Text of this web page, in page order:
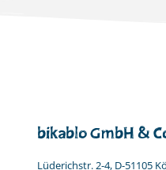
bikablo GmbH &
Lüderichstr. 2-4, D-51105